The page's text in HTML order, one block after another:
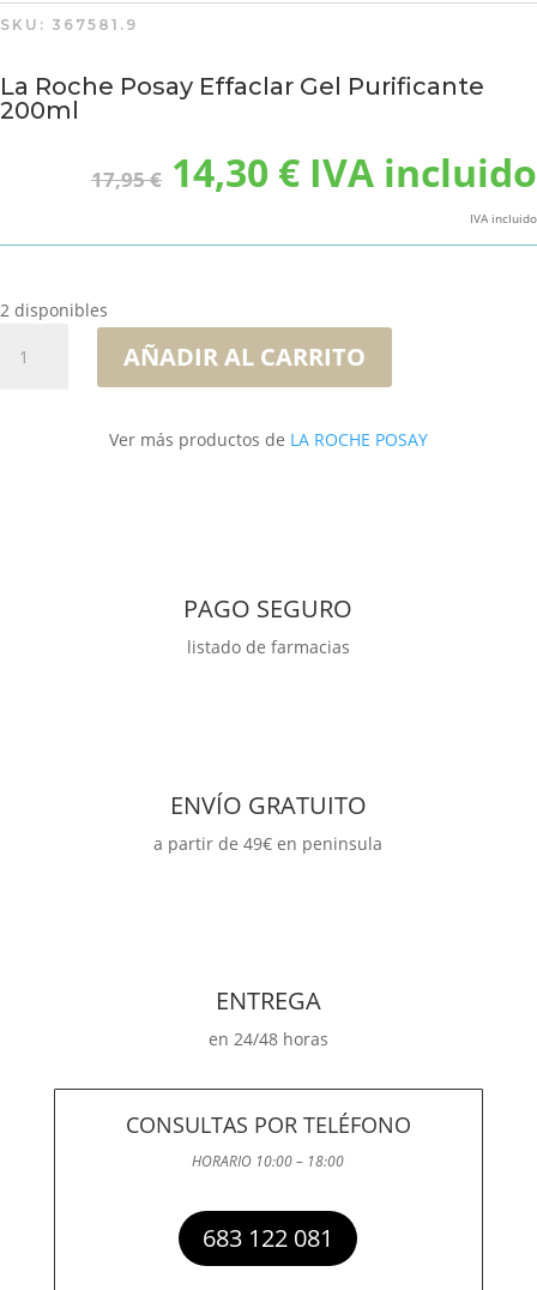
SKU: 367581.9
La Roche Posay Effaclar Gel Purificante
200ml
17,95€ El
precio
era:
14,30 €El
precio
es:
IVA incluido
IVA incluido
2 disponibles
Roche
AÑADIR AL CARRITO
Ver más productos de LA ROCHE POSAY
PAGO SEGURO
listado de farmacias
ENVÍO GRATUITO
a partir de 49€ en peninsula
ENTREGA
en 24/48 horas
CONSULTAS POR TELÉFONO
HORARIO 10:00 – 18:00
683 122 081